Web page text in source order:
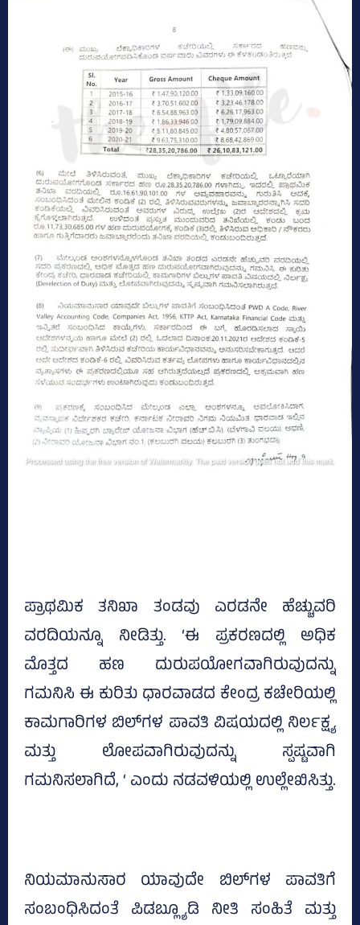
ಪ್ರಾಥಮಿಕ ತನಿಖಾ ತಂಡವು ಎರಡನೇ ಹೆಚ್ಚುವರಿ
ವರದಿಯನ್ನೂ ನೀಡಿತ್ತು. ‘ಈ ಪ್ರಕರಣದಲ್ಲಿ ಅಧಿಕ
ಮೊತ್ತದ ಹಣ ದುರುಪಯೋಗವಾಗಿರುವುದನ್ನು
ಗಮನಿಸಿ ಈ ಕುರಿತು ಧಾರವಾಡದ ಕೇಂದ್ರ ಕಚೇರಿಯಲ್ಲಿ
ಕಾಮಗಾರಿಗಳ ಬಿಲ್‌ಗಳ ಪಾವತಿ ವಿಷಯದಲ್ಲಿ ನಿರ್ಲಕ್ಷ್ಯ
ಮತ್ತು ಲೋಪವಾಗಿರುವುದನ್ನು ಸ್ಪಷ್ಟವಾಗಿ
ಗಮನಿಸಲಾಗಿದೆ, ‘ ಎಂದು ನಡವಳಿಯಲ್ಲಿ ಉಲ್ಲೇಖಿಸಿತ್ತು.
ನಿಯಮಾನುಸಾರ ಯಾವುದೇ ಬಿಲ್‌ಗಳ ಪಾವತಿಗೆ
ಸಂಬಂಧಿಸಿದಂತೆ ಪಿಡಬ್ಲ್ಯೂಡಿ ನೀತಿ ಸಂಹಿತೆ ಮತ್ತು